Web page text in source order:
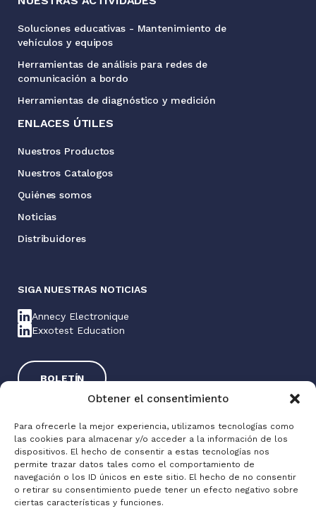
Obtener el consentimiento
Para ofrecerle la mejor experiencia, utilizamos tecnologías como
las cookies para almacenar y/o acceder a la información de los
dispositivos. El hecho de consentir a estas tecnologías nos
permite trazar datos tales como el comportamiento de
navegación o los ID únicos en este sitio. El hecho de no consentir
o retirar su consentimiento puede tener un efecto negativo sobre
ciertas características y funciones.
Soluciones educativas - Mantenimiento de
vehículos y equipos
Herramientas de análisis para redes de
comunicación a bordo
Herramientas de diagnóstico y medición
ENLACES ÚTILES
Nuestros Productos
Nuestros Catalogos
Quiénes somos
Noticias
Distribuidores
SIGA NUESTRAS NOTICIAS
Annecy Electronique
Exxotest Education
BOLETÍN
Exxotest® 2025